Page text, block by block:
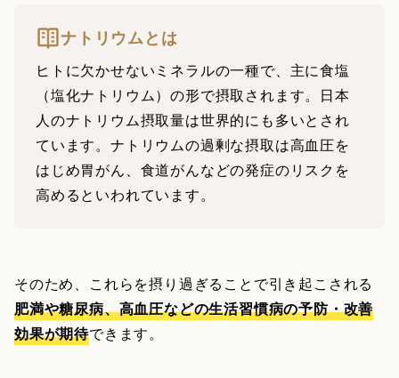
ナトリウムとは
ヒトに欠かせないミネラルの一種で、主に食塩
（塩化ナトリウム）の形で摂取されます。日本
人のナトリウム摂取量は世界的にも多いとされ
ています。ナトリウムの過剰な摂取は高血圧を
はじめ胃がん、食道がんなどの発症のリスクを
高めるといわれています。
そのため、これらを摂り過ぎることで引き起こされる
肥満や糖尿病、高血圧などの生活習慣病の予防・改善
効果が期待できます。